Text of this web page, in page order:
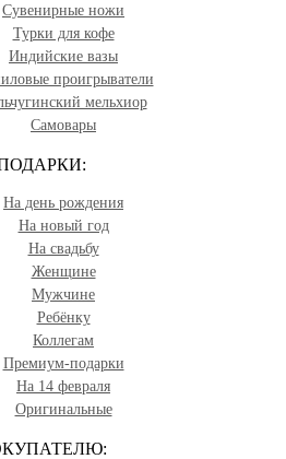
Сувенирные ножи
Турки для кофе
Индийские вазы
проигрыватели
мельхиор
Самовары
На день рождения
На новый год
На свадьбу
Женщине
Мужчине
Ребёнку
Коллегам
Премиум-подарки
На 14 февраля
Оригинальные